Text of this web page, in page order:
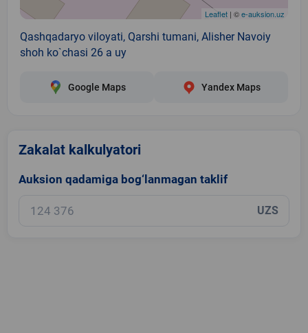
Leaflet | ©e-auksion.uz
Qashqadaryo viloyati, Qarshi tumani, Alisher Navoiy
shoh ko`chasi 26 a uy
Google Maps Yandex Maps
Zakalat kalkulyatori
Auksion qadamiga bog‘lanmagan taklif
UZS